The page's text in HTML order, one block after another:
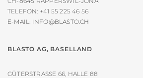
TELEFON: +41 55 225 46 56
E-MAIL: INFO@BLASTO.CH
BLASTO AG, BASELLAND
GÜTERSTRASSE 66, HALLE 88